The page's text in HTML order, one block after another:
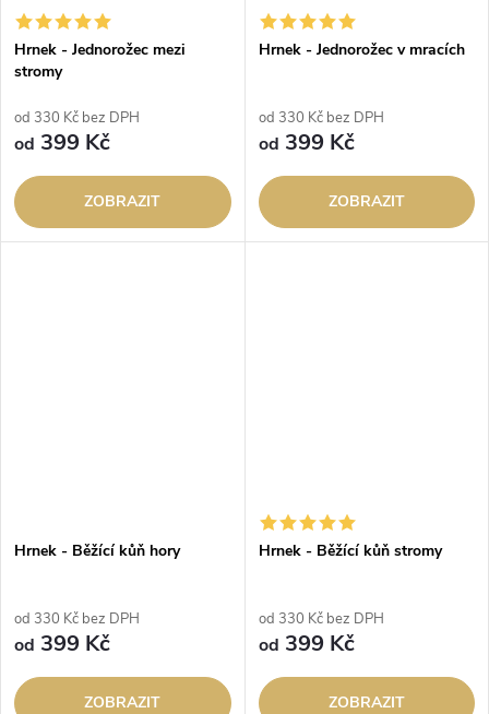
Hrnek - Jednorožec mezi
stromy
od 330 Kč bez DPH
od 399 Kč
ZOBRAZIT
Hrnek - Jednorožec v mracích
od 330 Kč bez DPH
od 399 Kč
ZOBRAZIT
Hrnek - Běžící kůň hory
od 330 Kč bez DPH
od 399 Kč
ZOBRAZIT
Hrnek - Běžící kůň stromy
od 330 Kč bez DPH
od 399 Kč
ZOBRAZIT